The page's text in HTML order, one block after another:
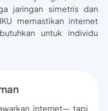
jaringan simetris dan
memastikan internet
untuk individu
internet— tapi